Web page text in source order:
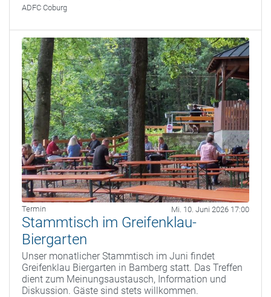
ADFC Coburg
Termin Mi. 10. Juni 2026 17:00
Stammtisch im Greifenklau-
Biergarten
Unser monatlicher Stammtisch im Juni findet
Greifenklau Biergarten in Bamberg statt. Das Treffen
dient zum Meinungsaustausch, Information und
Diskussion. Gäste sind stets willkommen.